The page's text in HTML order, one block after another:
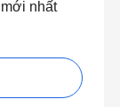
nhất